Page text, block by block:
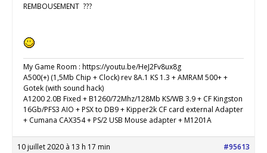
REMBOUSEMENT ???
My Game Room : https://youtu.be/HeJ2Fv8ux8g
A500(+) (1,5Mb Chip + Clock) rev 8A.1 KS 1.3 + AMRAM 500+ +
Gotek (with sound hack)
A1200 2.0B Fixed + B1260/72Mhz/128Mb KS/WB 3.9 + CF Kingston
16Gb/PFS3 AIO + PSX to DB9 + Kipper2k CF card external Adapter
+ Cumana CAX354 + PS/2 USB Mouse adapter + M1201A
10 juillet 2020 à 13 h 17 min #95613